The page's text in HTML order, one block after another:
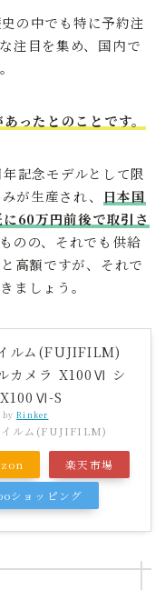
の中でも特に予約注
注目を集め、国内で
ったとのことです。
記念モデルとして限
が生産され、
日本国
60万円前後で取引さ
のの、それでも供給
高額ですが、それで
ましょう。
ルム(FUJIFILM)
カメラ X100Ⅵ シ
S
byRinker
イルム(FUJIFILM)
楽天市場
ショッピング